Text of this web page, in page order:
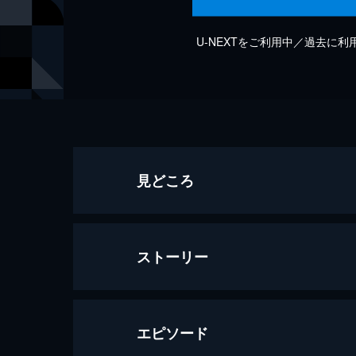
U-NEXTをご利用中／過去に利
見どころ
ストーリー
エピソード